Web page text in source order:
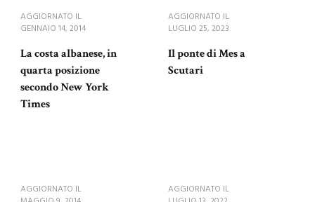
AGGIORNATO IL
GENNAIO 14, 2014
La costa albanese, in
quarta posizione
secondo New York
Times
AGGIORNATO IL
LUGLIO 25, 2023
Il ponte di Mes a
Scutari
AGGIORNATO IL
AGGIORNATO IL